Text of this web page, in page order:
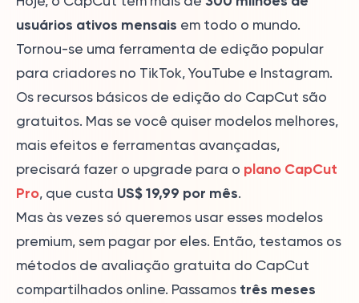
usuários ativos mensais em todo o mundo.
Tornou-se uma ferramenta de edição popular
para criadores no TikTok, YouTube e Instagram.
Os recursos básicos de edição do CapCut são
gratuitos. Mas se você quiser modelos melhores,
mais efeitos e ferramentas avançadas,
precisará fazer o upgrade para o plano CapCut
Pro, que custa US$ 19,99 por mês.
Mas às vezes só queremos usar esses modelos
premium, sem pagar por eles. Então, testamos os
métodos de avaliação gratuita do CapCut
compartilhados online. Passamos três meses